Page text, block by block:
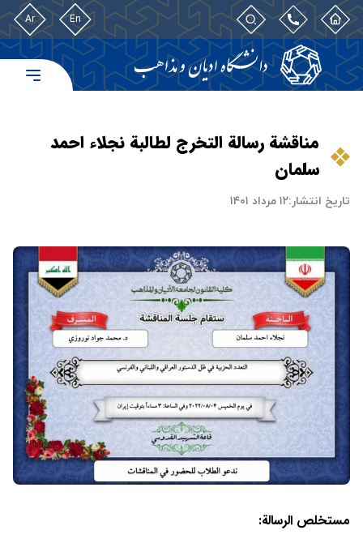
En
Ar
مناقشة رسالة التخرج لطالبة نجلاء احمد
سلمان
تاریخ انتشار:۱۲ مرداد ۱۴۰۱
مستخلص الرسالة: